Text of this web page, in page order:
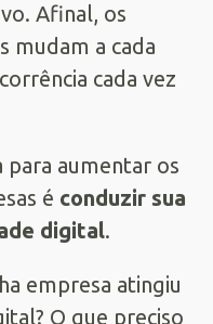
Afinal, os
mudam a cada
cada vez
para aumentar os
é conduzir sua
digital.
empresa atingiu
O que preciso